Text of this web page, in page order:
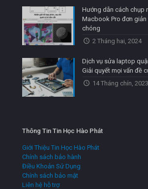
Hướng dẫn cách chụp
Macbook Pro đơn giản
chóng
2 Tháng hai, 2024
Dịch vụ sửa laptop
Giải quyết mọi vấn đề
14 Tháng chín, 2023
Thông Tin Tin Học Hào Phát
Giới Thiệu Tin Học Hào Phát
Chính sách bảo hành
Điều Khoản Sử Dụng
Chính sách bảo mật
Liên hệ hỗ trợ